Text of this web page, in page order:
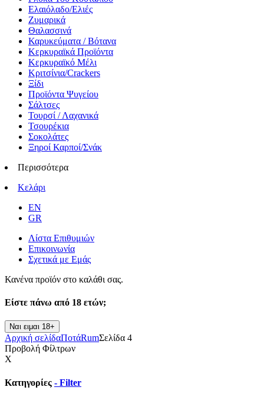
Ελαιόλαδο/Ελιές
Ζυμαρικά
Θαλασσινά
Καρυκεύματα / Βότανα
Κερκυραϊκά Προϊόντα
Κερκυραϊκό Μέλι
Κριτσίνια/Crackers
Ξίδι
Προϊόντα Ψυγείου
Σάλτσες
Τουρσί / Λαχανικά
Τσουρέκια
Σοκολάτες
Ξηροί Καρποί/Σνάκ
Περισσότερα
Κελάρι
EN
GR
Λίστα Επιθυμιών
Επικοινωνία
Σχετικά με Εμάς
Κανένα προϊόν στο καλάθι σας.
Είστε πάνω από 18 ετών;
Ναι ειμαι 18+
Αρχική σελίδαΠοτάRumΣελίδα 4
Προβολή Φίλτρων
X
Κατηγορίες - Filter